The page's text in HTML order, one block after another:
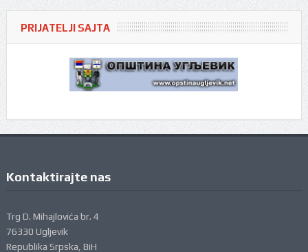
PRIJATELJI SAJTA
Kontaktirajte nas
Trg D. Mihajlovića br. 4
76330 Ugljevik
Republika Srpska, BiH